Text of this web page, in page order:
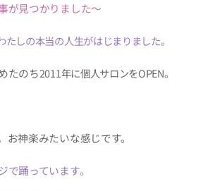
が見つかりました～
たしの本当の人生がはじまりました。
たのち2011年に個人サロンをOPEN。
お神楽みたいな感じです。
踊っています。